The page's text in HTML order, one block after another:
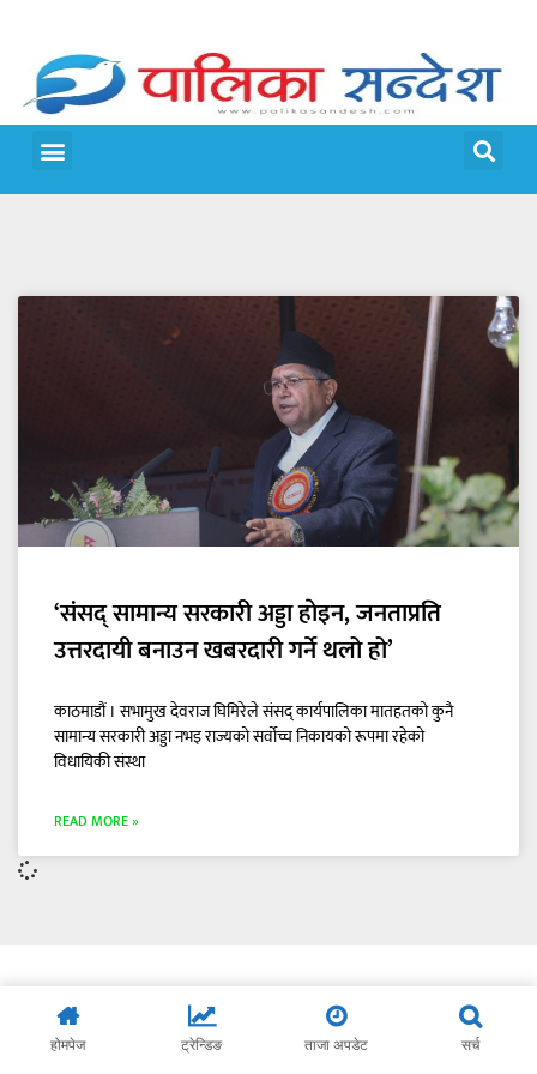
‘संसद् सामान्य सरकारी अड्डा हाेइन, जनताप्रति
उत्तरदायी बनाउन खबरदारी गर्ने थलो हो’
काठमाडौं । सभामुख देवराज घिमिरेले संसद् कार्यपालिका मातहतको कुनै
सामान्य सरकारी अड्डा नभइ राज्यको सर्वोच्च निकायको रूपमा रहेको
विधायिकी संस्था
READ MORE »
होमपेज ट्रेन्डिङ ताजा अपडेट सर्च